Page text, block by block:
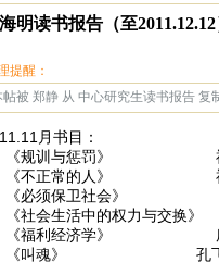
明读书报告（至
提醒：
帖被 郑静 从 中心研究生读书报告 复
月书目：
《规训与惩罚》
《不正常的人》
《必须保卫社会》
《社会生活中的权力与交
《福利经济学》
《叫魂》 孔飞